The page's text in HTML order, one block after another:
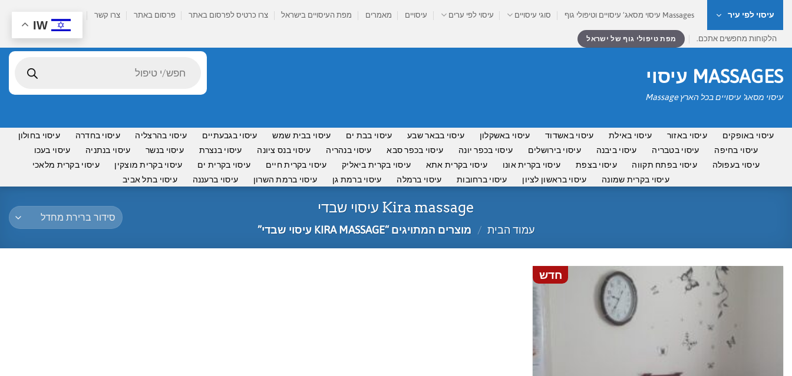
content
עיסוי לפי עיר Massages עיסוי מסאג’ עיסויים וטיפולי גוף סוגי עיסויים עיסוי לפי ערים עיסויים מאמרים מפת העיסויים בישראל צרו כרטיס לפרסום באתר פרסום באתר צרו קשר
הלקוחות מחפשים אתכם. מפת טיפולי גוף של ישראל
MASSAGES עיסוי
עיסוי מסאג' עיסויים בכל הארץ Massage
עיסוי באופקים עיסוי באזור עיסוי באילת עיסוי באשדוד עיסוי באשקלון עיסוי בבאר שבע עיסוי בבת ים עיסוי בבית שמש עיסוי בגבעתיים עיסוי בהרצליה עיסוי בחדרה
עיסוי בחולון
עיסוי בחיפה
עיסוי בטבריה עיסוי ביבנה עיסוי בירושלים עיסוי בכפר יונה עיסוי בכפר סבא עיסוי בנהריה עיסוי בנס ציונה עיסוי בנצרת עיסוי בנשר עיסוי בנתניה
עיסוי בעכו
עיסוי בעפולה
עיסוי בפתח תקווה עיסוי בצפת עיסוי בקרית אונו עיסוי בקרית אתא עיסוי בקרית ביאליק עיסוי בקרית חיים עיסוי בקרית ים עיסוי בקרית מוצקין
עיסוי בקרית מלאכי
עיסוי בקרית שמונה
עיסוי בראשון לציון עיסוי ברחובות עיסוי ברמלה עיסוי ברמת גן עיסוי ברמת השרון עיסוי ברעננה עיסוי בתל אביב
Kira massage עיסוי שבדי
עמוד הבית / מוצרים המתויגים “KIRA MASSAGE עיסוי שבדי”
חדש
IW